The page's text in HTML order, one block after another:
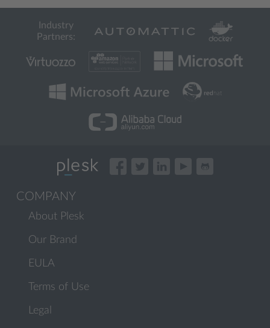
Industry
Partners:
COMPANY
About Plesk
Our Brand
EULA
Terms of Use
Legal